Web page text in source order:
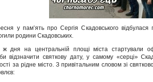
у пам’ять про Сергія Скадовського відбулася
родини Скадовських.
ж дня на центральній площі міста стартували
відзначити святкову дату, у самому «серці»
за рідне місто. З привітальним словом зі